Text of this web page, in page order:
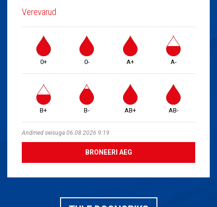
Verevarud
0+ 0- A+ A-
B+ B- AB+ AB-
Andmed seisuga 06.08.2026 9:19
BRONEERI AEG